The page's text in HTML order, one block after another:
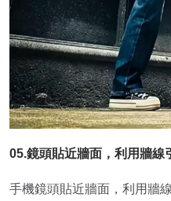
05.鏡頭貼近牆面，利用牆線
手機鏡頭貼近牆面，利用牆